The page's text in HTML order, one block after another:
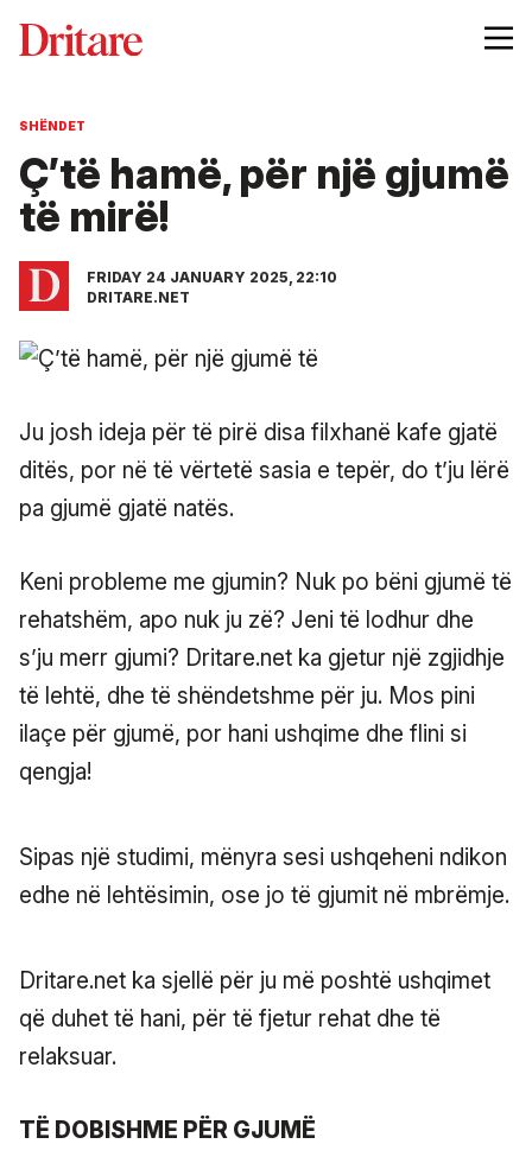
SHËNDET
Ç’të hamë, për një gjumë
të mirë!
FRIDAY 24 JANUARY 2025, 22:10
DRITARE.NET
Ju josh ideja për të pirë disa filxhanë kafe gjatë
ditës, por në të vërtetë sasia e tepër, do t’ju lërë
pa gjumë gjatë natës.
Keni probleme me gjumin? Nuk po bëni gjumë të
rehatshëm, apo nuk ju zë? Jeni të lodhur dhe
s’ju merr gjumi? Dritare.net ka gjetur një zgjidhje
të lehtë, dhe të shëndetshme për ju. Mos pini
ilaçe për gjumë, por hani ushqime dhe flini si
qengja!
Sipas një studimi, mënyra sesi ushqeheni ndikon
edhe në lehtësimin, ose jo të gjumit në mbrëmje.
Dritare.net ka sjellë për ju më poshtë ushqimet
që duhet të hani, për të fjetur rehat dhe të
relaksuar.
TË DOBISHME PËR GJUMË